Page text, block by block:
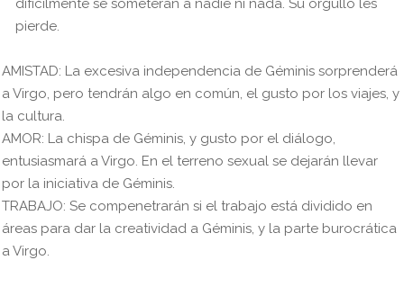
difícilmente se someterán a nadie ni nada. Su orgullo les
pierde.
AMISTAD: La excesiva independencia de Géminis sorprenderá
a Virgo, pero tendrán algo en común, el gusto por los viajes, y
la cultura.
AMOR: La chispa de Géminis, y gusto por el diálogo,
entusiasmará a Virgo. En el terreno sexual se dejarán llevar
por la iniciativa de Géminis.
TRABAJO: Se compenetrarán si el trabajo está dividido en
áreas para dar la creatividad a Géminis, y la parte burocrática
a Virgo.